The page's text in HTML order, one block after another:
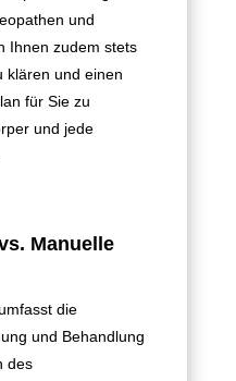
und
Ihnen zudem stets
klären und einen
für Sie zu
und jede
Manuelle
die
und Behandlung
des